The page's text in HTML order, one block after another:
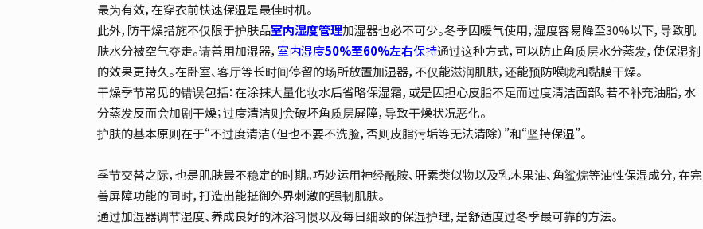
最为有效，在穿衣前快速保湿是最佳时机。
此外，防干燥措施不仅限于护肤品室内湿度管理加湿器也必不可少。冬季因暖气使用，湿度容易降至30%以下，导致肌
肤水分被空气夺走。请善用加湿器， 室内湿度50%至60%左右保持通过这种方式，可以防止角质层水分蒸发，使保湿剂
的效果更持久。在卧室、客厅等长时间停留的场所放置加湿器，不仅能滋润肌肤，还能预防喉咙和黏膜干燥。
干燥季节常见的错误包括：在涂抹大量化妆水后省略保湿霜，或是因担心皮脂不足而过度清洁面部。若不补充油脂，水
分蒸发反而会加剧干燥；过度清洁则会破坏角质层屏障，导致干燥状况恶化。
护肤的基本原则在于“不过度清洁（但也不要不洗脸，否则皮脂污垢等无法清除）”和“坚持保湿”。
季节交替之际，也是肌肤最不稳定的时期。巧妙运用神经酰胺、肝素类似物以及乳木果油、角鲨烷等油性保湿成分，在完
善屏障功能的同时，打造出能抵御外界刺激的强韧肌肤。
通过加湿器调节湿度、养成良好的沐浴习惯以及每日细致的保湿护理，是舒适度过冬季最可靠的方法。